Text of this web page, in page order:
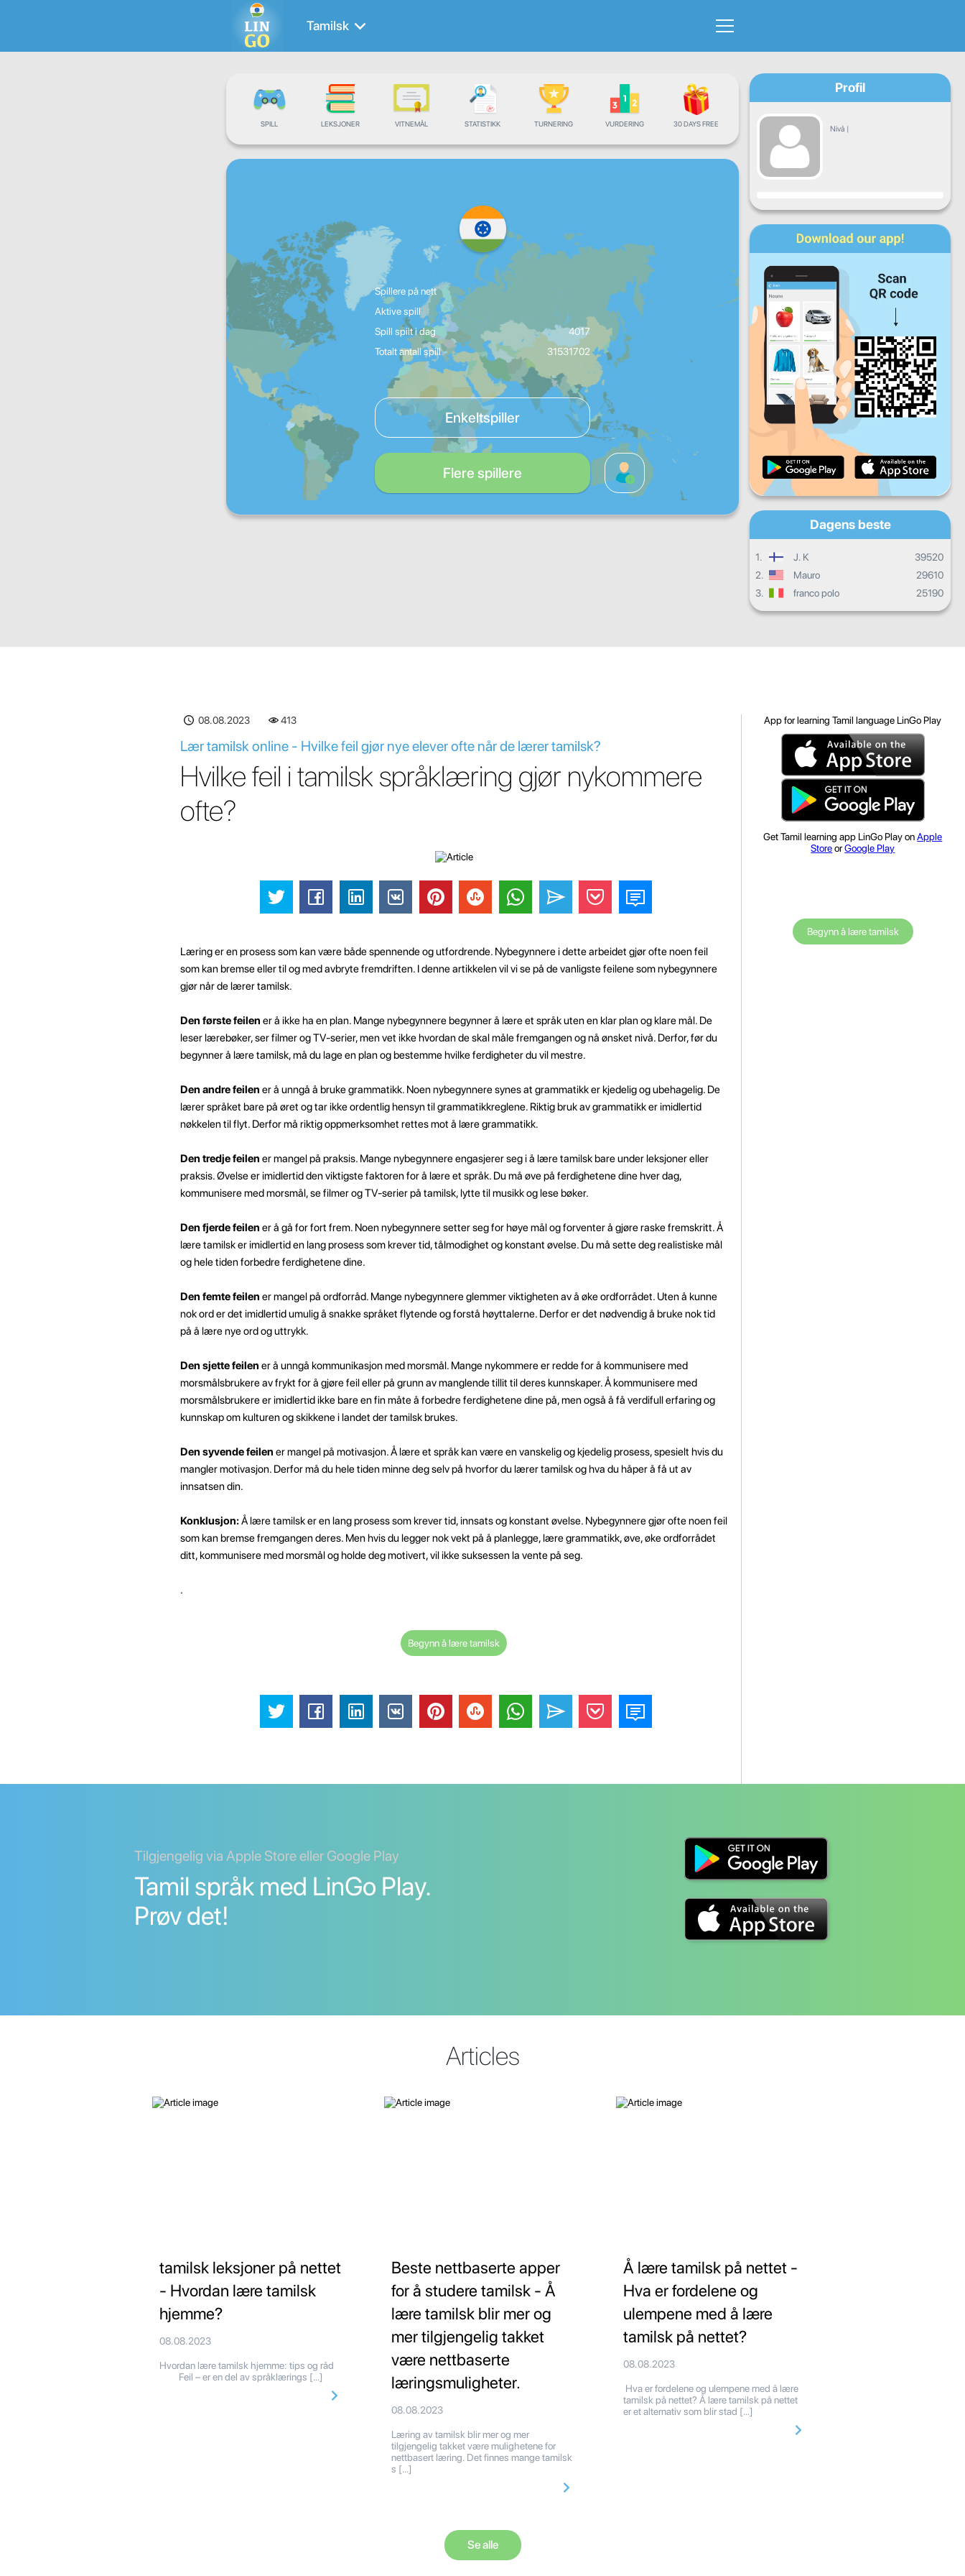
Tamilsk
SPILL LEKSJONER VITNEMÅL STATISTIKK TURNERING VURDERING 30 DAYS FREE
Spillere på nett
Aktive spill
Spill spilt i dag
4017
Totalt antall spill
31531702
Enkeltspiller
Flere spillere
Profil
Nivå |
Fremgang
Ma On To
Lø Sø
Daglige fremskritt
Månedlige fremskritt
Samlet fremgang
Dagens beste
1. J. K
39520
2.
Mauro
29610
3.
franco polo 25190
08.08.2023 413
Lær tamilsk online - Hvilke feil gjør nye elever ofte når de lærer tamilsk?
Hvilke feil i tamilsk språklæring gjør nykommere
ofte?
Læring er en prosess som kan være både spennende og utfordrende. Nybegynnere i dette arbeidet gjør ofte noen feil
som kan bremse eller til og med avbryte fremdriften. I denne artikkelen vil vi se på de vanligste feilene som nybegynnere
gjør når de lærer tamilsk.
Den første feilen er å ikke ha en plan. Mange nybegynnere begynner å lære et språk uten en klar plan og klare mål. De
leser lærebøker, ser filmer og TV-serier, men vet ikke hvordan de skal måle fremgangen og nå ønsket nivå. Derfor, før du
begynner å lære tamilsk, må du lage en plan og bestemme hvilke ferdigheter du vil mestre.
Den andre feilen er å unngå å bruke grammatikk. Noen nybegynnere synes at grammatikk er kjedelig og ubehagelig. De
lærer språket bare på øret og tar ikke ordentlig hensyn til grammatikkreglene. Riktig bruk av grammatikk er imidlertid
nøkkelen til flyt. Derfor må riktig oppmerksomhet rettes mot å lære grammatikk.
Den tredje feilen er mangel på praksis. Mange nybegynnere engasjerer seg i å lære tamilsk bare under leksjoner eller
praksis. Øvelse er imidlertid den viktigste faktoren for å lære et språk. Du må øve på ferdighetene dine hver dag,
kommunisere med morsmål, se filmer og TV-serier på tamilsk, lytte til musikk og lese bøker.
Den fjerde feilen er å gå for fort frem. Noen nybegynnere setter seg for høye mål og forventer å gjøre raske fremskritt. Å
lære tamilsk er imidlertid en lang prosess som krever tid, tålmodighet og konstant øvelse. Du må sette deg realistiske mål
og hele tiden forbedre ferdighetene dine.
Den femte feilen er mangel på ordforråd. Mange nybegynnere glemmer viktigheten av å øke ordforrådet. Uten å kunne
nok ord er det imidlertid umulig å snakke språket flytende og forstå høyttalerne. Derfor er det nødvendig å bruke nok tid
på å lære nye ord og uttrykk.
Den sjette feilen er å unngå kommunikasjon med morsmål. Mange nykommere er redde for å kommunisere med
morsmålsbrukere av frykt for å gjøre feil eller på grunn av manglende tillit til deres kunnskaper. Å kommunisere med
morsmålsbrukere er imidlertid ikke bare en fin måte å forbedre ferdighetene dine på, men også å få verdifull erfaring og
kunnskap om kulturen og skikkene i landet der tamilsk brukes.
Den syvende feilen er mangel på motivasjon. Å lære et språk kan være en vanskelig og kjedelig prosess, spesielt hvis du
mangler motivasjon. Derfor må du hele tiden minne deg selv på hvorfor du lærer tamilsk og hva du håper å få ut av
innsatsen din.
Konklusjon:Å lære tamilsk er en lang prosess som krever tid, innsats og konstant øvelse. Nybegynnere gjør ofte noen feil
som kan bremse fremgangen deres. Men hvis du legger nok vekt på å planlegge, lære grammatikk, øve, øke ordforrådet
ditt, kommunisere med morsmål og holde deg motivert, vil ikke suksessen la vente på seg.
.
Begynn å lære tamilsk
App for learning Tamil language LinGo Play
Get Tamil learning app LinGo Play onApple
StoreorGoogle Play
Begynn å lære tamilsk
Tilgjengelig via Apple Store eller Google Play
Tamil språk med LinGo Play.
Prøv det!
Articles
tamilsk leksjoner på nettet
- Hvordan lære tamilsk
hjemme?
08.08.2023
Hvordan lære tamilsk hjemme: tips og råd
Feil – er en del av språklærings […]
Beste nettbaserte apper
for å studere tamilsk - Å
lære tamilsk blir mer og
mer tilgjengelig takket
være nettbaserte
læringsmuligheter.
08.08.2023
Læring av tamilsk blir mer og mer
tilgjengelig takket være mulighetene for
nettbasert læring. Det finnes mange tamilsk
s […]
Å lære tamilsk på nettet -
Hva er fordelene og
ulempene med å lære
tamilsk på nettet?
08.08.2023
Hva er fordelene og ulempene med å lære
tamilsk på nettet? Å lære tamilsk på nettet
er et alternativ som blir stad […]
Se alle